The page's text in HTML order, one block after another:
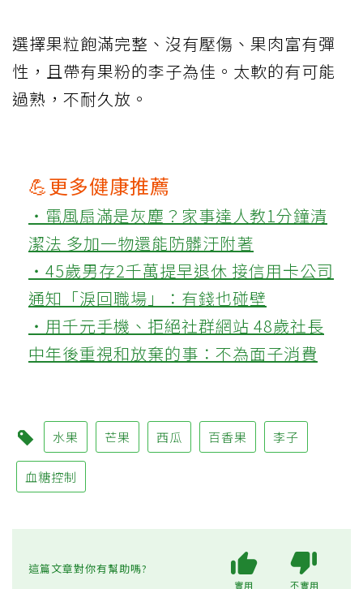
選擇果粒飽滿完整、沒有壓傷、果肉富有彈
性，且帶有果粉的李子為佳。太軟的有可能
過熟，不耐久放。
💪更多健康推薦
‧電風扇滿是灰塵？家事達人教1分鐘清
潔法 多加一物還能防髒汙附著
‧45歲男存2千萬提早退休 接信用卡公司
通知「淚回職場」：有錢也碰壁
‧用千元手機、拒絕社群網站 48歲社長
中年後重視和放棄的事：不為面子消費
水果 芒果 西瓜 百香果 李子
血糖控制
這篇文章對你有幫助嗎?
實用 不實用